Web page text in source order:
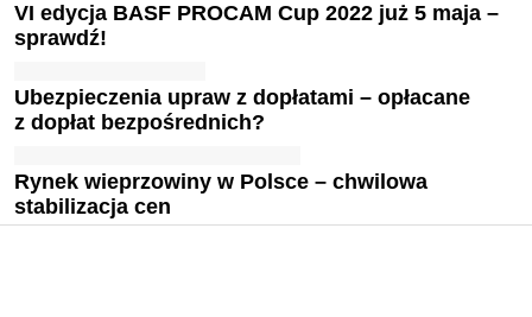
VI edycja BASF PROCAM Cup 2022 już 5 maja –
sprawdź!
Ubezpieczenia upraw z dopłatami – opłacane
z dopłat bezpośrednich?
Rynek wieprzowiny w Polsce – chwilowa
stabilizacja cen